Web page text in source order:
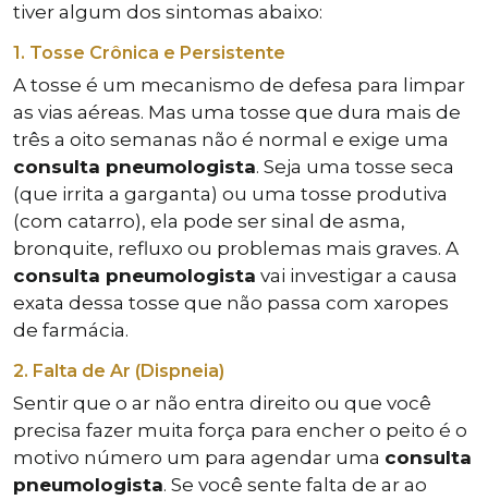
tiver algum dos sintomas abaixo:
1. Tosse Crônica e Persistente
A tosse é um mecanismo de defesa para limpar
as vias aéreas. Mas uma tosse que dura mais de
três a oito semanas não é normal e exige uma
consulta pneumologista. Seja uma tosse seca
(que irrita a garganta) ou uma tosse produtiva
(com catarro), ela pode ser sinal de asma,
bronquite, refluxo ou problemas mais graves. A
consulta pneumologista vai investigar a causa
exata dessa tosse que não passa com xaropes
de farmácia.
2. Falta de Ar (Dispneia)
Sentir que o ar não entra direito ou que você
precisa fazer muita força para encher o peito é o
motivo número um para agendar uma consulta
pneumologista. Se você sente falta de ar ao